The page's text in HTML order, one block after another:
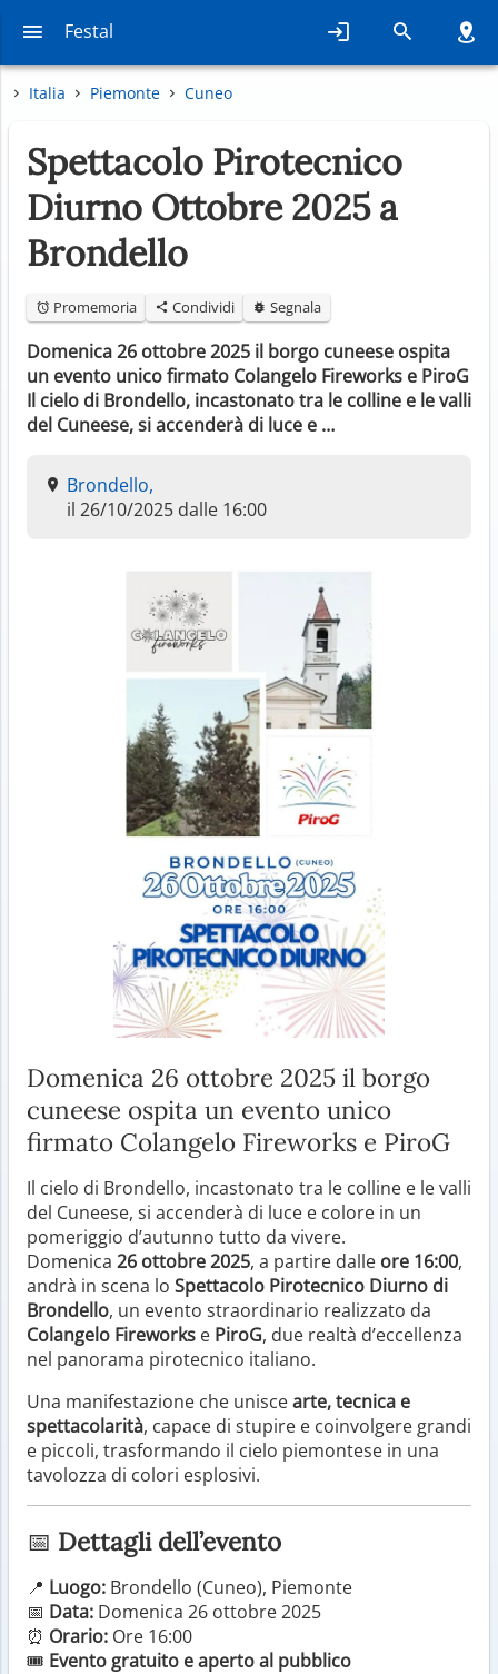
Festal
Italia Piemonte Cuneo
Spettacolo Pirotecnico
Diurno Ottobre 2025 a
Brondello
Promemoria Condividi Segnala
Domenica 26 ottobre 2025 il borgo cuneese ospita
un evento unico firmato Colangelo Fireworks e PiroG
Il cielo di Brondello, incastonato tra le colline e le valli
del Cuneese, si accenderà di luce e …
Brondello,
il 26/10/2025 dalle 16:00
Domenica 26 ottobre 2025 il borgo
cuneese ospita un evento unico
firmato Colangelo Fireworks e PiroG
Il cielo di Brondello, incastonato tra le colline e le valli
del Cuneese, si accenderà di luce e colore in un
pomeriggio d’autunno tutto da vivere.
Domenica 26 ottobre 2025, a partire dalle ore 16:00,
andrà in scena lo Spettacolo Pirotecnico Diurno di
Brondello, un evento straordinario realizzato da
Colangelo Fireworks e PiroG, due realtà d’eccellenza
nel panorama pirotecnico italiano.
Una manifestazione che uniscearte, tecnica e
spettacolarità, capace di stupire e coinvolgere grandi
e piccoli, trasformando il cielo piemontese in una
tavolozza di colori esplosivi.
📅 Dettagli dell’evento
📍 Luogo: Brondello (Cuneo), Piemonte
📅 Data: Domenica 26 ottobre 2025
⏰ Orario: Ore 16:00
🎟️ Evento gratuito e aperto al pubblico